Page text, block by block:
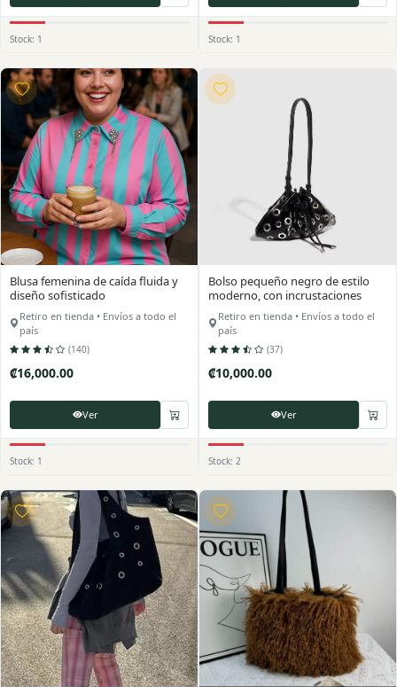
Stock: 1 Stock: 1
Blusa femenina de caída fluida y
diseño sofisticado
Retiro en tienda • Envíos a todo el
país
(140)
₡16,000.00
Ver
Stock: 1
Bolso pequeño negro de estilo
moderno, con incrustaciones
metálicas y cierre tipo fruncido.
Un accesorio en tendencia,
compacto y con mucha
personalidad, ideal para elevar
cualquier look.
Retiro en tienda • Envíos a todo el
país
(37)
₡10,000.00
Ver
Stock: 2